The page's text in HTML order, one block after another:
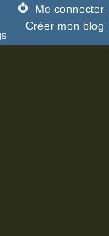
Me connecter
Créer mon blog